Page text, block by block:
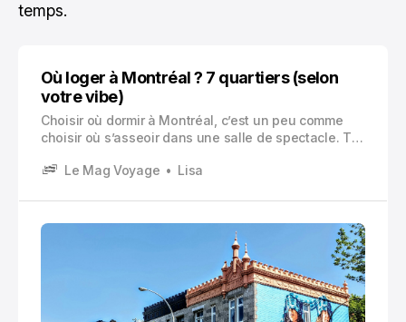
temps.
Où loger à Montréal ? 7 quartiers (selon
votre vibe)
Choisir où dormir à Montréal, c’est un peu comme
choisir où s’asseoir dans une salle de spectacle. Tu
au fond à droite. Tout marche. Mais l’expérience
Le Mag Voyage Lisa